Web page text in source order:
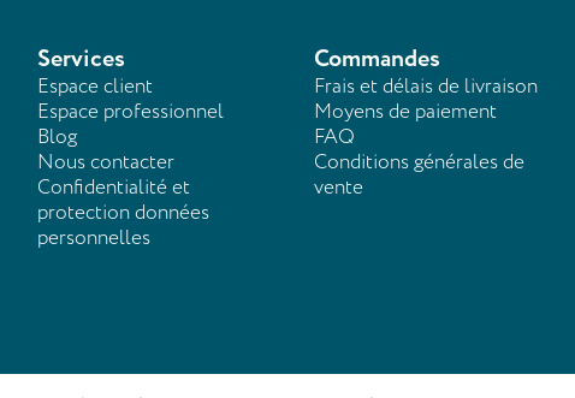
Services
Espace client
Espace professionnel
Blog
Nous contacter
Confidentialité et
protection données
personnelles
Commandes
Frais et délais de livraison
Moyens de paiement
FAQ
Conditions générales de
vente